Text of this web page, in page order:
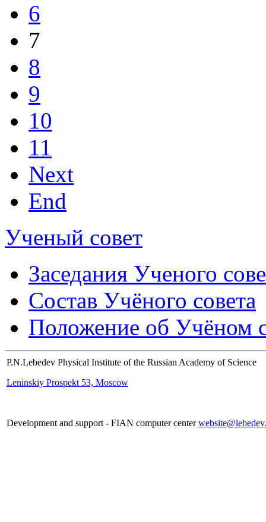
6
7
8
9
10
11
Next
End
Ученый совет
Заседания Ученого
Состав Учёного совета
Положение об Учёном
P.N.Lebedev Physical Institute of the Russian Academy of Science
Leninskiy Prospekt 53, Moscow
Development and support - FIAN computer center